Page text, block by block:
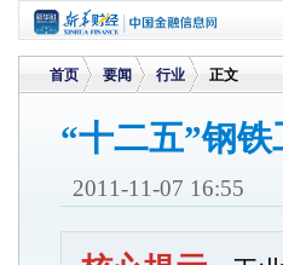
首页
>
要闻
>
行业 正文
“十二五”钢
2011-11-07 16:55